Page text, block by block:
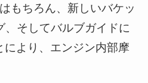
もちろん、新しいバケッ
、そしてバルブガイドに
により、エンジン内部摩